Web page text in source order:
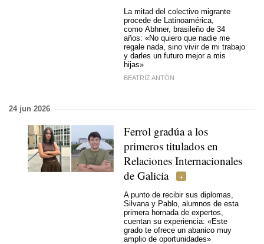
La mitad del colectivo migrante
procede de Latinoamérica,
como Abhner, brasileño de 34
años: «No quiero que nadie me
regale nada, sino vivir de mi trabajo
y darles un futuro mejor a mis
hijas»
BEATRIZ ANTÓN
24 jun 2026
Ferrol gradúa a los
primeros titulados en
Relaciones Internacionales
de Galicia
A punto de recibir sus diplomas,
Silvana y Pablo, alumnos de esta
primera hornada de expertos,
cuentan su experiencia: «Este
grado te ofrece un abanico muy
amplio de oportunidades»